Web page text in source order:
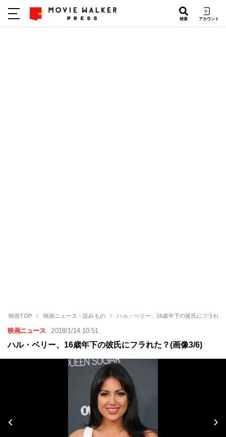
検索 アカウント
映画TOP 映画ニュース・読みもの ハル・ベリー、16歳年下の彼氏にフラれた
映画ニュース 2018/1/14 10:51
ハル・ベリー、16歳年下の彼氏にフラれた？(画像3/6)